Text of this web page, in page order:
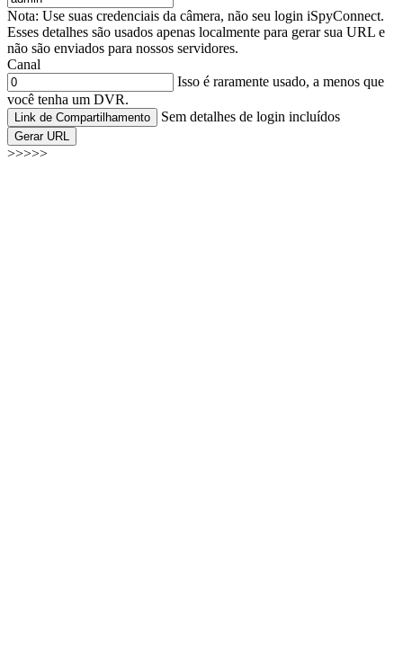
Nota: Use suas credenciais da câmera, não seu login iSpyConnect.
Esses detalhes são usados apenas localmente para gerar sua URL e
não são enviados para nossos servidores.
Canal
Isso é raramente usado, a menos que
você tenha um DVR.
Link de Compartilhamento Sem detalhes de login incluídos
Gerar URL
>>>>>